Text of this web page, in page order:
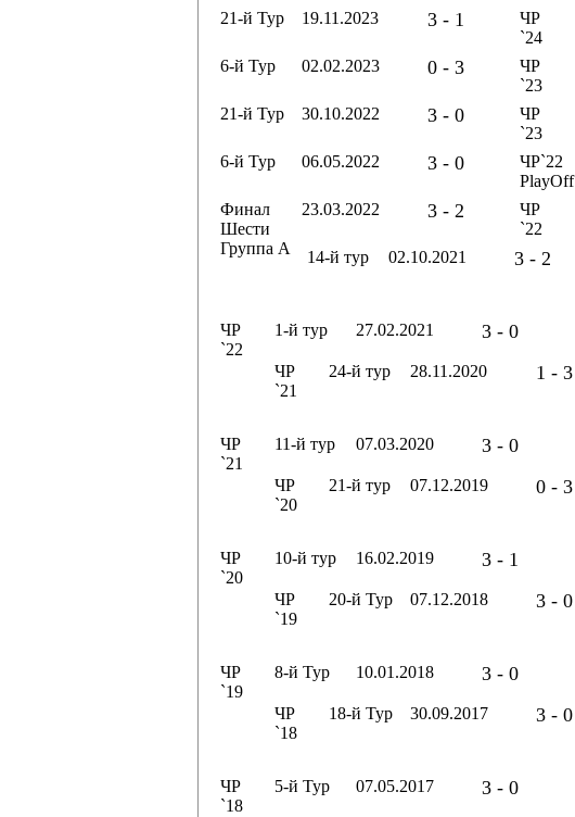
21-й Тур
19.11.2023 3 - 1
ЧР
`24
6-й Тур
02.02.2023 0 - 3
ЧР
`23
21-й Тур
30.10.2022 3 - 0
ЧР
`23
6-й Тур
06.05.2022 3 - 0
ЧР`22
PlayOff
Финал
Шести
Группа А
23.03.2022 3 - 2
ЧР
`22
14-й тур
02.10.2021 3 - 2
ЧР
`22
1-й тур 27.02.2021 3 - 0
ЧР
`21
24-й тур 28.11.2020 1 - 3
ЧР
`21
11-й тур 07.03.2020 3 - 0
ЧР
`20
21-й тур 07.12.2019 0 - 3
ЧР
`20
10-й тур 16.02.2019 3 - 1
ЧР
`19
20-й Тур 07.12.2018 3 - 0
ЧР
`19
8-й Тур 10.01.2018 3 - 0
ЧР
`18
18-й Тур 30.09.2017 3 - 0
ЧР
`18
5-й Тур 07.05.2017 3 - 0